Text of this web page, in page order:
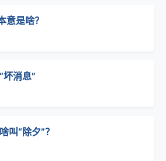
意是啥？
坏消息”
叫“除夕”？